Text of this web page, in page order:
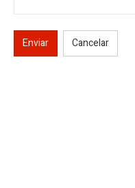
Enviar Cancelar